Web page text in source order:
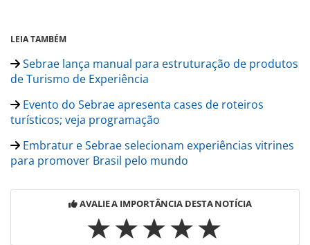
LEIA TAMBÉM
Sebrae lança manual para estruturação de produtos
de Turismo de Experiência
Evento do Sebrae apresenta cases de roteiros
turísticos; veja programação
Embratur e Sebrae selecionam experiências vitrines
para promover Brasil pelo mundo
AVALIE A IMPORTÂNCIA DESTA NOTÍCIA